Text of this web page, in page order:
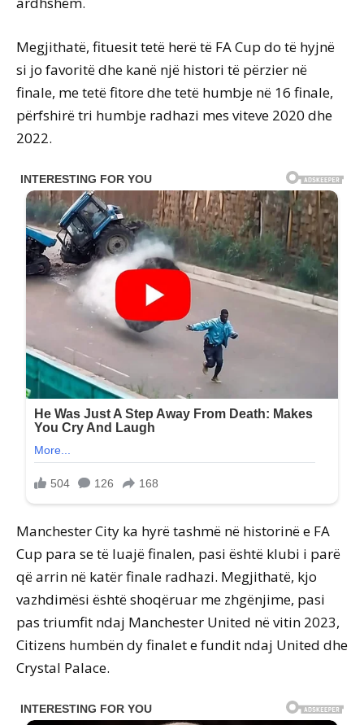
Megjithatë, fituesit tetë herë të FA Cup do të hyjnë
si jo favoritë dhe kanë një histori të përzier në
finale, me tetë fitore dhe tetë humbje në 16 finale,
përfshirë tri humbje radhazi mes viteve 2020 dhe
2022.
Manchester City ka hyrë tashmë në historinë e FA
Cup para se të luajë finalen, pasi është klubi i parë
që arrin në katër finale radhazi. Megjithatë, kjo
vazhdimësi është shoqëruar me zhgënjime, pasi
pas triumfit ndaj Manchester United në vitin 2023,
Citizens humbën dy finalet e fundit ndaj United dhe
Crystal Palace.